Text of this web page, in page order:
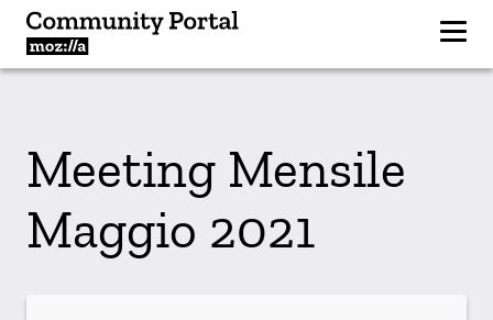
Meeting Mensile
Maggio 2021